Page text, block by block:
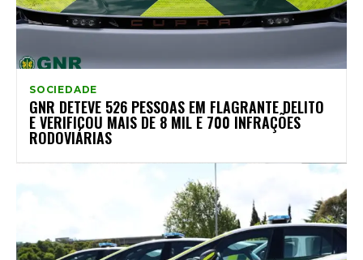
SOCIEDADE
GNR DETEVE 526 PESSOAS EM FLAGRANTE DELITO
E VERIFICOU MAIS DE 8 MIL E 700 INFRAÇÕES
RODOVIÁRIAS